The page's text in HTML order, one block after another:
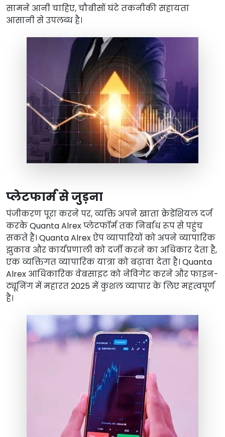
सामने आनी चाहिए, चौबीसों घंटे तकनीकी सहायता
आसानी से उपलब्ध है।
प्लेटफार्म से जुड़ना
पंजीकरण पूरा करने पर, व्यक्ति अपने खाता क्रेडेंशियल दर्ज
करके Quanta Alrex प्लेटफॉर्म तक निर्बाध रूप से पहुंच
सकते हैं। Quanta Alrex ऐप व्यापारियों को अपने व्यापारिक
झुकाव और कार्यप्रणाली को दर्जी करने का अधिकार देता है,
एक व्यक्तिगत व्यापारिक यात्रा को बढ़ावा देता है। Quanta
Alrex आधिकारिक वेबसाइट को नेविगेट करने और फाइन-
ट्यूनिंग में महारत 2025 में कुशल व्यापार के लिए महत्वपूर्ण
है।